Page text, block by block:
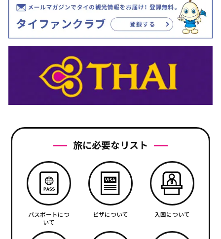
旅に必要なリスト
パスポートにつ
いて
ビザについて 入国について